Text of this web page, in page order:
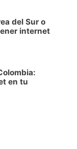
del Sur o
internet
en tu